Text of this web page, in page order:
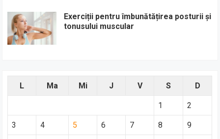
Exerciții pentru îmbunătățirea posturii și
tonusului muscular
L Ma Mi J V S D
1 2
3 4 5 6 7 8 9